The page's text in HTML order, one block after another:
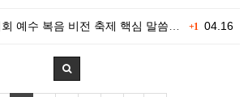
+1 04.16
복음 비전 축제 핵심 말씀 및 강사 메시지 안내